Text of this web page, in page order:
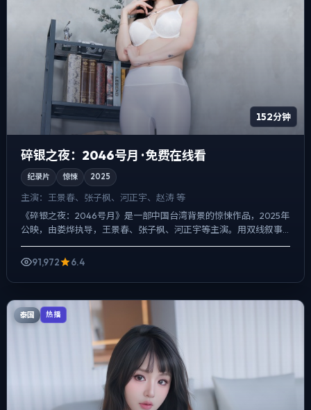
152分钟
碎银之夜：2046号月 · 免费在线看
纪录片 惊悚 2025
主演： 王景春、张子枫、河正宇、赵涛 等
《碎银之夜：2046号月》是一部中国台湾背景的惊悚作品，2025年
公映，由娄烨执导，王景春、张子枫、河正宇等主演。用双线叙事
91,972
6.4
泰国 热播